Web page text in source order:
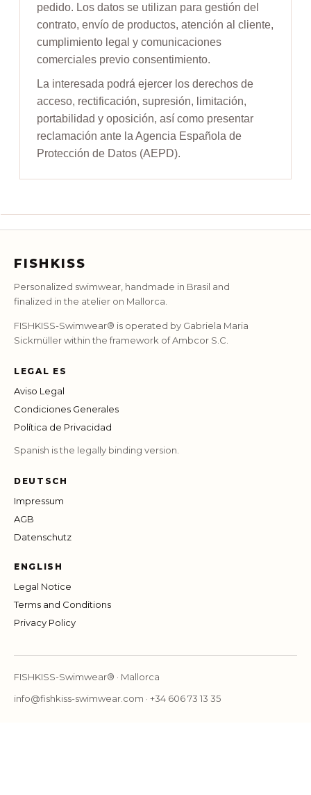
pedido. Los datos se utilizan para gestión del
contrato, envío de productos, atención al cliente,
cumplimiento legal y comunicaciones
comerciales previo consentimiento.
La interesada podrá ejercer los derechos de
acceso, rectificación, supresión, limitación,
portabilidad y oposición, así como presentar
reclamación ante la Agencia Española de
Protección de Datos (AEPD).
FISHKISS
Personalized swimwear, handmade in Brasil and
finalized in the atelier on Mallorca.
FISHKISS-Swimwear® is operated by Gabriela Maria
Sickmüller within the framework of Ambcor S.C.
LEGAL ES
Aviso Legal
Condiciones Generales
Política de Privacidad
Spanish is the legally binding version.
DEUTSCH
Impressum
AGB
Datenschutz
ENGLISH
Legal Notice
Terms and Conditions
Privacy Policy
FISHKISS-Swimwear® · Mallorca
info@fishkiss-swimwear.com · +34 606 73 13 35